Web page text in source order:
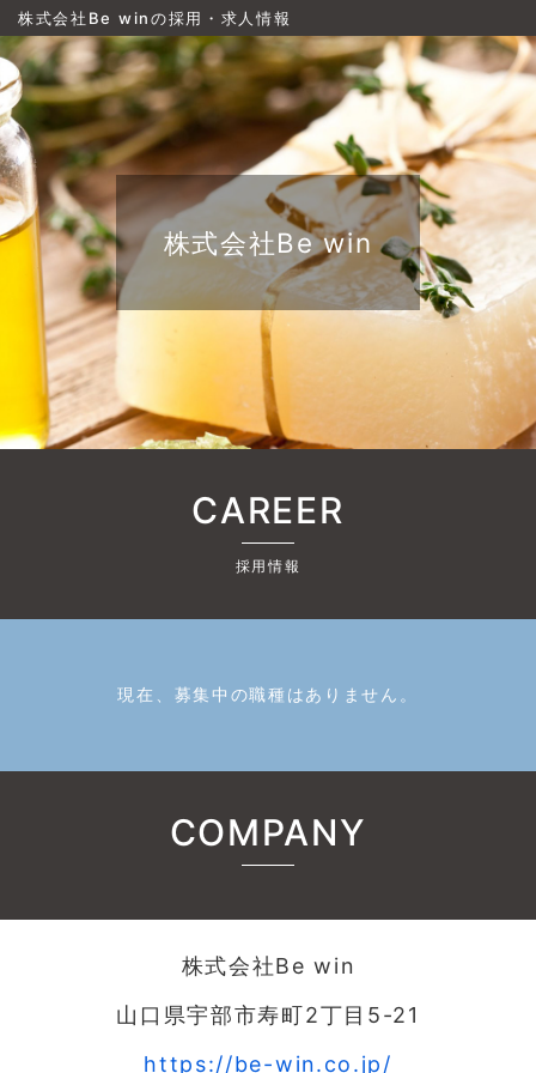
株式会社Be winの採用・求人情報
株式会社Be win
CAREER
採用情報
現在、募集中の職種はありません。
COMPANY
株式会社Be win
山口県宇部市寿町2丁目5-21
https://be-win.co.jp/